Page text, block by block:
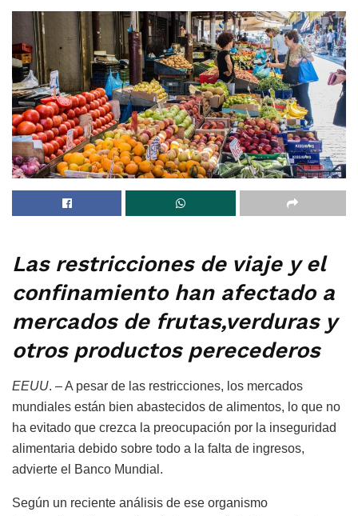
Las restricciones de viaje y el
confinamiento han afectado a
mercados de frutas,verduras y
otros productos perecederos
EEUU. – A pesar de las restricciones, los mercados
mundiales están bien abastecidos de alimentos, lo que no
ha evitado que crezca la preocupación por la inseguridad
alimentaria debido sobre todo a la falta de ingresos,
advierte el Banco Mundial.
Según un reciente análisis de ese organismo